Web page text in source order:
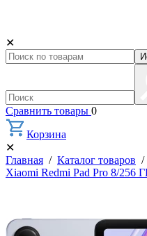
✕
Сравнить товары 0
Корзина
✕
Главная / Каталог товаров /
Xiaomi Redmi Pad Pro 8/256